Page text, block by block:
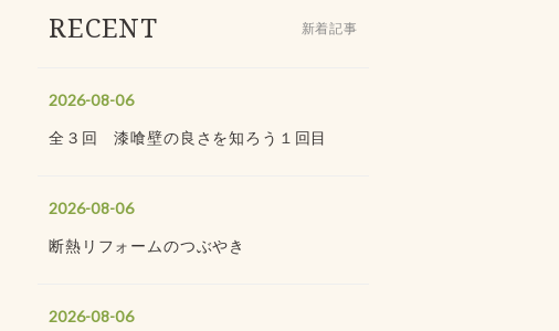
RECENT 新着記事
2026-08-06
全３回 漆喰壁の良さを知ろう１回目
2026-08-06
断熱リフォームのつぶやき
2026-08-06